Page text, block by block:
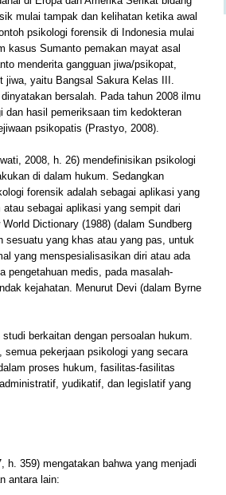
mulai tampak dan kelihatan ketika awal
psikologi forensik di Indonesia mulai
kasus Sumanto pemakan mayat asal
menderita gangguan jiwa/psikopat,
jiwa, yaitu Bangsal Sakura Kelas III.
bersalah. Pada tahun 2008 ilmu
dan hasil pemeriksaan tim kedokteran
psikopatis (Prastyo, 2008).
2008, h. 26) mendefinisikan psikologi
di dalam hukum. Sedangkan
forensik adalah sebagai aplikasi yang
sebagai aplikasi yang sempit dari
Dictionary (1988) (dalam Sundberg
sesuatu yang khas atau yang pas, untuk
yang menspesialisasikan diri atau ada
pengetahuan medis, pada masalah-
kejahatan. Menurut Devi (dalam Byrne
berkaitan dengan persoalan hukum.
pekerjaan psikologi yang secara
proses hukum, fasilitas-fasilitas
yudikatif, dan legislatif yang
h. 359) mengatakan bahwa yang menjadi
antara lain: